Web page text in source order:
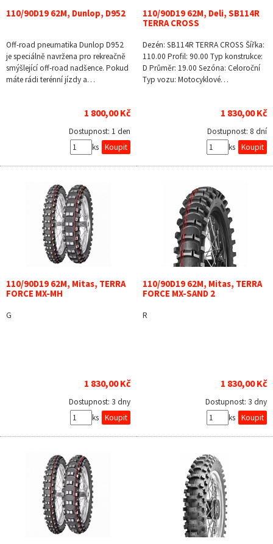
110/90D19 62M, Dunlop, D952
Off-road pneumatika Dunlop D952
je speciálně navržena pro rekreačně
smýšlející off-road nadšence. Pokud
máte rádi terénní jízdy a…
1 800,00 Kč
Dostupnost: 1 den
ks
110/90D19 62M, Deli, SB114R
TERRA CROSS
Dezén: SB114R TERRA CROSS Šířka:
110.00 Profil: 90.00 Typ konstrukce:
D Průměr: 19.00 Sezóna: Celoroční
Typ vozu: Motocyklové…
1 830,00 Kč
Dostupnost: 8 dní
ks
110/90D19 62M, Mitas, TERRA
FORCE MX-MH
G
1 830,00 Kč
Dostupnost: 3 dny
ks
110/90D19 62M, Mitas, TERRA
FORCE MX-SAND 2
R
1 830,00 Kč
Dostupnost: 3 dny
ks